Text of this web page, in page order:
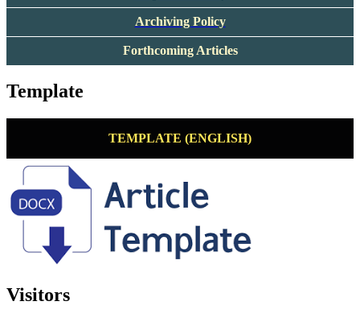
Archiving Policy
Forthcoming Articles
Template
TEMPLATE (ENGLISH)
Visitors